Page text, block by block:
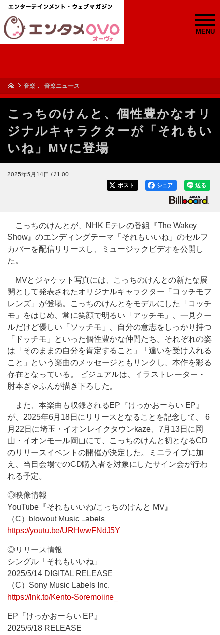
MENU
音楽 音楽ニュース
こっちのけんと、個性豊かなオリ
ジナルキャラクターが「それもい
いね」MVに登場
2025年5月14日 / 21:00
送る
シェア
ポスト
こっちのけんとが、NHK Eテレの番組『The Wakey
Show』のエンディングテーマ「それもいいね」のセルフ
カバーを配信リリースし、ミュージックビデオを公開し
た。
MVとジャケット写真には、こっちのけんとの新たな展
開として発表されたオリジナルキャラクター「コッチモフ
レンズ」が登場。こっちのけんとをモデルにした「コッチ
モ」をはじめ、常に笑顔で明るい「アッチモ」、一見クー
ルだけど優しい「ソッチモ」、自分の意志をしっかり持つ
「ドッチモ」といった個性豊かな仲間たち。それぞれの姿
は「そのままの自分を肯定すること」「違いを受け入れる
こと」という楽曲のメッセージともリンクし、本作を彩る
存在となっている。 ビジュアルは、イラストレーター・
肘本ぎゃふんが描き下ろした。
また、本楽曲も収録されるEP『けっかおーらい EP』
が、2025年6月18日にリリースとなることを記念して、 6
月22日に埼玉・イオンレイクタウンkaze、7月13日に岡
山・イオンモール岡山にて、こっちのけんと初となるCD
のリリースイベントの開催が決定した。ミニライブに加
え、当日会場でのCD購入者を対象にしたサイン会が行わ
れる予定。
◎映像情報
YouTube『それもいいね/こっちのけんと MV』
（C）blowout Music Labels
https://youtu.be/URHwwFNdJ5Y
◎リリース情報
シングル「それもいいね」
2025/5/14 DIGITAL RELEASE
（C）Sony Music Labels Inc.
https://lnk.to/Kento-Soremoiine_
EP『けっかおーらい EP』
2025/6/18 RELEASE